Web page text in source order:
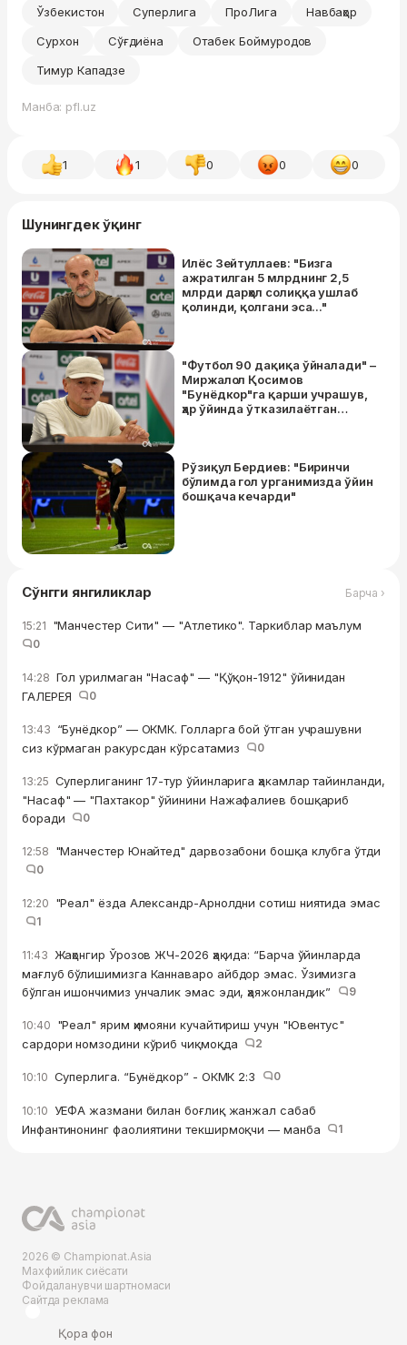
Ўзбекистон Суперлига ПроЛига
Навбаҳор
Сурхон
Сўғдиёна
Отабек Боймуродов
Тимур Кападзе
Манба: pfl.uz
1 1 0 0 0
Шунингдек ўқинг
Илёс Зейтуллаев: "Бизга
ажратилган 5 млрднинг 2,5
млрди дарҳол солиққа ушлаб
қолинди, қолгани эса..."
"Футбол 90 дақиқа ўйналади" –
Миржалол Қосимов
"Бунёдкор"га қарши учрашув,
ҳар ўйинда ўтказилаётган
Рўзиқул Бердиев: "Биринчи
бўлимда гол урганимизда ўйин
бошқача кечарди"
Сўнгги янгиликлар Барча ›
15:21 "Манчестер Сити" — "Атлетико". Таркиблар маълум
0
14:28 Гол урилмаган "Насаф" — "Қўқон-1912" ўйинидан
ГАЛЕРЕЯ
0
13:43 “Бунёдкор” — ОКМК. Голларга бой ўтган учрашувни
сиз кўрмаган ракурсдан кўрсатамиз
0
13:25 Суперлиганинг 17-тур ўйинларига ҳакамлар тайинланди,
"Насаф" — "Пахтакор" ўйинини Нажафалиев бошқариб
боради
0
12:58 "Манчестер Юнайтед" дарвозабони бошқа клубга ўтди
0
12:20 "Реал" ёзда Александр-Арнолдни сотиш ниятида эмас
1
11:43 Жаҳонгир Ўрозов ЖЧ-2026 ҳақида: “Барча ўйинларда
мағлуб бўлишимизга Каннаваро айбдор эмас. Ўзимизга
бўлган ишончимиз унчалик эмас эди, ҳаяжонландик”
9
10:40 "Реал" ярим ҳимояни кучайтириш учун "Ювентус"
сардори номзодини кўриб чиқмоқда
2
10:10 Суперлига. “Бунёдкор” - ОКМК 2:3 0
10:10 УЕФА жазмани билан боғлиқ жанжал сабаб
Инфантинонинг фаолиятини текширмоқчи — манба
1
2026 © Championat.Asia
Махфийлик сиёсати
Фойдаланувчи шартномаси
Сайтда реклама
Қора фон